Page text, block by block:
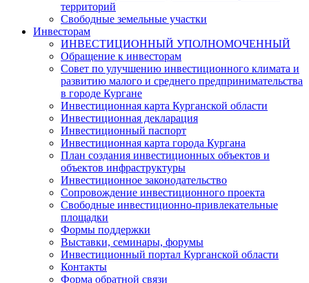
территорий
Свободные земельные участки
Инвесторам
ИНВЕСТИЦИОННЫЙ УПОЛНОМОЧЕННЫЙ
Обращение к инвесторам
Совет по улучшению инвестиционного климата и
развитию малого и среднего предпринимательства
в городе Кургане
Инвестиционная карта Курганской области
Инвестиционная декларация
Инвестиционный паспорт
Инвестиционная карта города Кургана
План создания инвестиционных объектов и
объектов инфраструктуры
Инвестиционное законодательство
Сопровождение инвестиционного проекта
Свободные инвестиционно-привлекательные
площадки
Формы поддержки
Выставки, семинары, форумы
Инвестиционный портал Курганской области
Контакты
Форма обратной связи